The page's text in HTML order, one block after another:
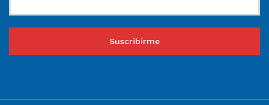
Suscribirme